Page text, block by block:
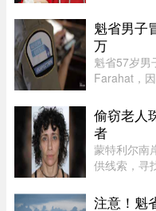
米尼加之旅
往多米尼加
魁省男子
万
魁省57岁
Farahat，
万元罚款。
偷窃老人
者
蒙特利尔南
供线索，寻
手。48岁的
注意！魁